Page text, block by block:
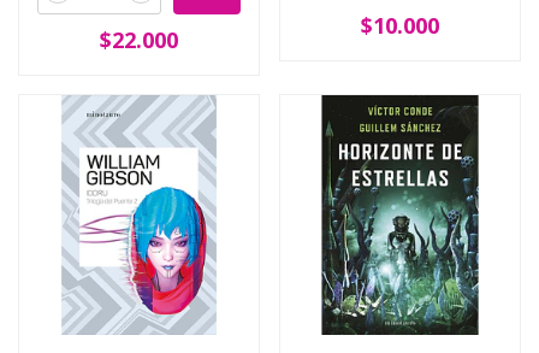
$22.000 $10.000